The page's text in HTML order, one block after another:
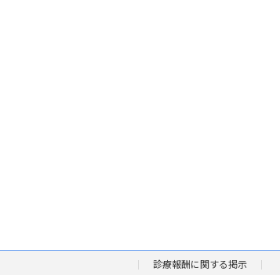
診療報酬に関する掲示